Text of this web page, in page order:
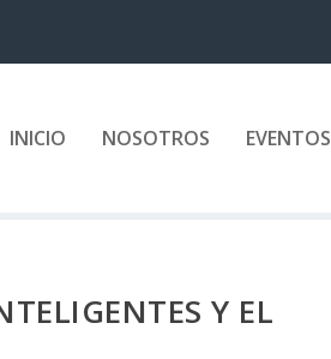
INICIO NOSOTROS EVENTOS
Y EL